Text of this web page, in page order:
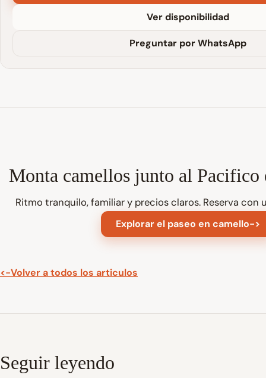
Ver disponibilidad
Preguntar por WhatsApp
Monta camellos junto al Pacifico
Ritmo tranquilo, familiar y precios claros. Reserva con
Explorar el paseo en camello->
<-Volver a todos los articulos
Seguir leyendo